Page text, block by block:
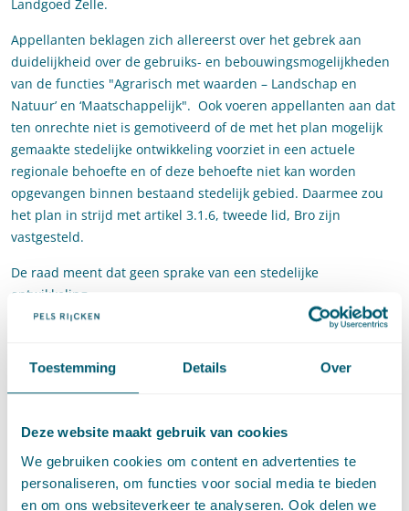
Toestemming Details Over
Deze website maakt gebruik van cookies
We gebruiken cookies om content en advertenties te
personaliseren, om functies voor social media te bieden
en om ons websiteverkeer te analyseren. Ook delen we
Landgoed Zelle.
Appellanten beklagen zich allereerst over het gebrek aan
duidelijkheid over de gebruiks- en bebouwingsmogelijkheden
van de functies "Agrarisch met waarden – Landschap en
Natuur’ en ‘Maatschappelijk". Ook voeren appellanten aan dat
ten onrechte niet is gemotiveerd of de met het plan mogelijk
gemaakte stedelijke ontwikkeling voorziet in een actuele
regionale behoefte en of deze behoefte niet kan worden
opgevangen binnen bestaand stedelijk gebied. Daarmee zou
het plan in strijd met artikel 3.1.6, tweede lid, Bro zijn
vastgesteld.
De raad meent dat geen sprake van een stedelijke
ontwikkeling.
De Afdeling stelt voorop dat de planregels onvoldoende
zekerheid bieden over de ter plaatse toegestane gebruiks- en
definitieve geschillenbeslechting wordt toch ingegaan op de
vraag of wordt voorzien in een stedelijke ontwikkeling. Daarbij
gaat de Afdeling in op de maximale oppervlaktes van de
voorziene ontwikkelingen: 850 m2 voor de zorgeenheden met